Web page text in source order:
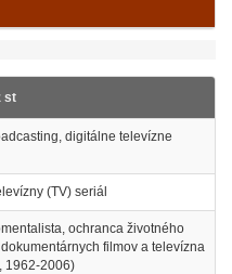
st
digitálne televízne
(TV) seriál
ochranca životného
filmov a televízna
1962-2006)